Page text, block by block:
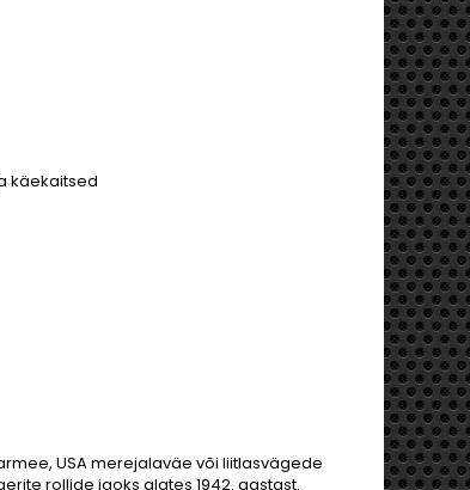
käekaitsed
USA merejalaväe või liitlasvägede
rollide jaoks alates 1942. aastast.